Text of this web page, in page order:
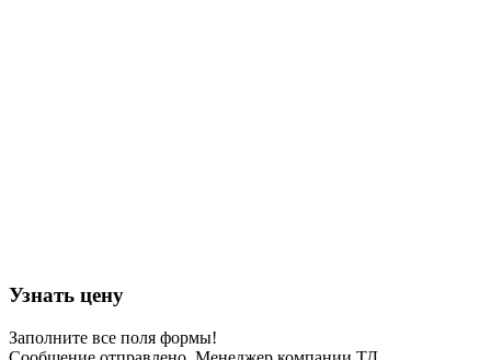
Узнать цену
Заполните все поля формы!